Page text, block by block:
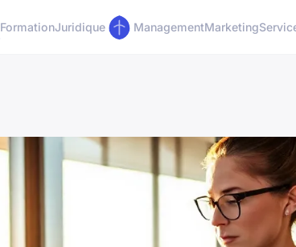
FormationJuridique ManagementMarketing